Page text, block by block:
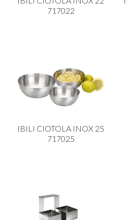
717022
IBILI CIOTOLA INOX 25
717025